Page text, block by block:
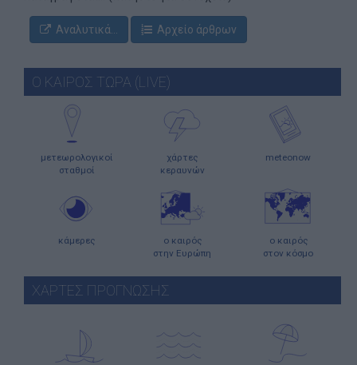
Αναλυτικά... Αρχείο άρθρων
Ο ΚΑΙΡΟΣ ΤΩΡΑ (LIVE)
μετεωρολογικοί
σταθμοί
χάρτες
κεραυνών
meteonow
κάμερες
ο καιρός
στην Ευρώπη
ο καιρός
στον κόσμο
ΧΑΡΤΕΣ ΠΡΟΓΝΩΣΗΣ